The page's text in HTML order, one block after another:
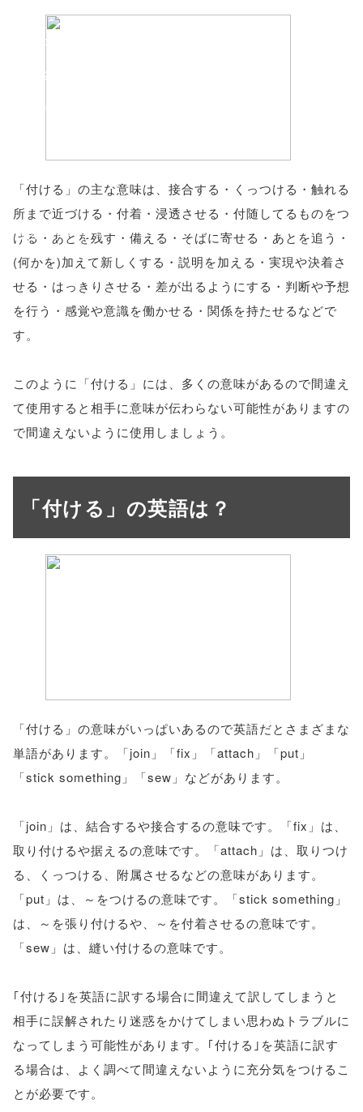
'width=550,
height=450,
false;"> シェア
「付ける」の主な意味は、接合する・くっつける・触れる
所まで近づける・付着・浸透させる・付随してるものをつ
ける・あとを残す・備える・そばに寄せる・あとを追う・
(何かを)加えて新しくする・説明を加える・実現や決着さ
せる・はっきりさせる・差が出るようにする・判断や予想
を行う・感覚や意識を働かせる・関係を持たせるなどで
す。
このように「付ける」には、多くの意味があるので間違え
て使用すると相手に意味が伝わらない可能性がありますの
で間違えないように使用しましょう。
「付ける」の英語は？
「付ける」の意味がいっぱいあるので英語だとさまざまな
単語があります。「join」「fix」「attach」「put」
「stick something」「sew」などがあります。
「join」は、結合するや接合するの意味です。「fix」は、
取り付けるや据えるの意味です。「attach」は、取りつけ
る、くっつける、附属させるなどの意味があります。
「put」は、～をつけるの意味です。「stick something」
は、～を張り付けるや、～を付着させるの意味です。
「sew」は、縫い付けるの意味です。
｢付ける｣を英語に訳する場合に間違えて訳してしまうと
相手に誤解されたり迷惑をかけてしまい思わぬトラブルに
なってしまう可能性があります。｢付ける｣を英語に訳す
る場合は、よく調べて間違えないように充分気をつけるこ
とが必要です。